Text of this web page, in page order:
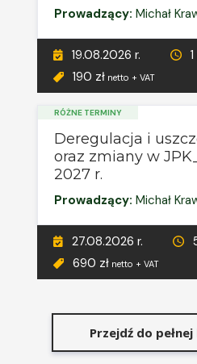
Prowadzący: Michał
19.08.2026 r.
190 zł netto + VAT
RÓŻNE TERMINY
Deregulacja i
oraz zmiany w
2027 r.
Prowadzący: Michał
27.08.2026 r.
690 zł netto + VAT
Przejdź do